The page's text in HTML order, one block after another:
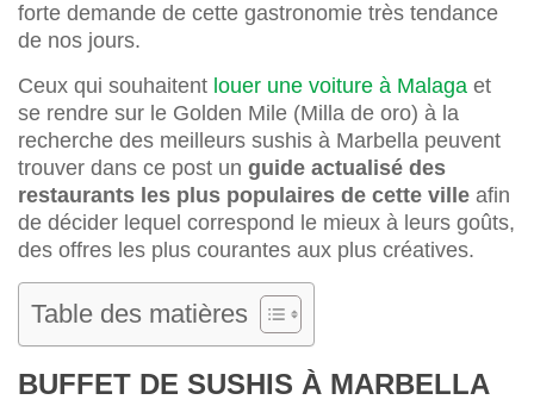
forte demande de cette gastronomie très tendance
de nos jours.
Ceux qui souhaitent louer une voiture à Malaga et
se rendre sur le Golden Mile (Milla de oro) à la
recherche des meilleurs sushis à Marbella peuvent
trouver dans ce post un guide actualisé des
restaurants les plus populaires de cette ville afin
de décider lequel correspond le mieux à leurs goûts,
des offres les plus courantes aux plus créatives.
Table des matières
BUFFET DE SUSHIS À MARBELLA